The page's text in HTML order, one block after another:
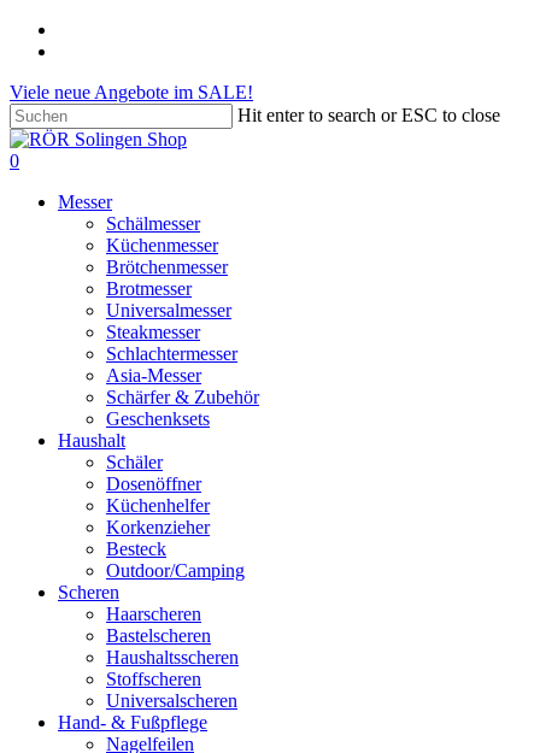
Skip
content
Viele neue Angebote im SALE!
Hit enter to search or ESC to close
Close
Search
search
account
0
Messer
Schälmesser
Küchenmesser
Brötchenmesser
Brotmesser
Universalmesser
Steakmesser
Schlachtermesser
Asia-Messer
Schärfer & Zubehör
Geschenksets
Haushalt
Schäler
Dosenöffner
Küchenhelfer
Korkenzieher
Besteck
Outdoor/Camping
Scheren
Haarscheren
Bastelscheren
Haushaltsscheren
Stoffscheren
Universalscheren
Hand- & Fußpflege
Nagelfeilen